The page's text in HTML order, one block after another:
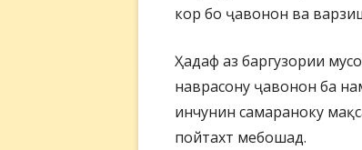
кор бо ҷавонон ва
Ҳадаф аз баргузории
наврасону ҷавонон ба
инчунин самараноку
пойтахт мебошад.